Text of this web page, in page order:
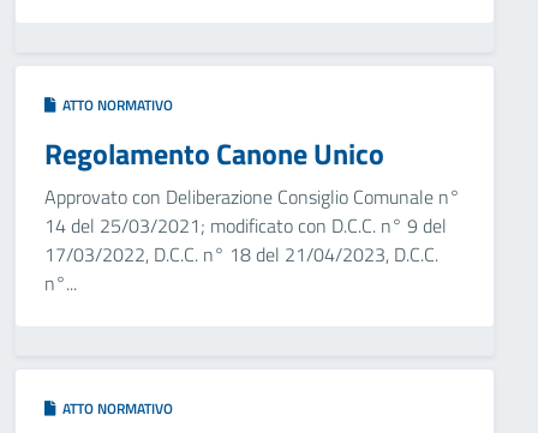
ATTO NORMATIVO
Regolamento Canone Unico
Approvato con Deliberazione Consiglio Comunale n°
14 del 25/03/2021; modificato con D.C.C. n° 9 del
17/03/2022, D.C.C. n° 18 del 21/04/2023, D.C.C.
n°...
ATTO NORMATIVO